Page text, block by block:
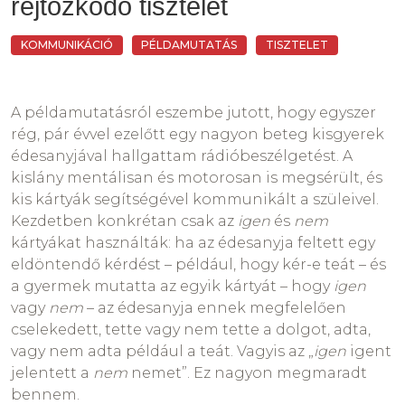
jelekre, a tekintetre, a hangsúlyra, a mozdulatokra,
metakommunikatív tartalomhoz. A nem-verbális
jelekre való figyelem, azok (meg)értési szándéka
már önmagában egy empátiás igény. Vagyis a
gyerekek különös figyelemmel követik
környezetüket, egyeztetik a hangulatot a
tartalommal, és a feléjük tanúsított empátiából
építik, tanulják – implicit, tudattalanul – a saját
empátiás képességüket.
Fontos tehát mindkettőnknek, mert a gyermek
együttérzési képessége fejlődik abból, ahogy mi
képesek vagyunk vele együtt-érezni, illetve mert
átadhassa a gyerekének.
A vezérelv az az, hogykimondani lehet,
Ezen felül a családokban igen eltérő lehet, hogy
mi tartozik a kemény korlátok alá és melyek a
lágyabb tiltások. Mindenesetre jó, ha a vörös
zónában relatíve kevés szabály van és azok mindig
és mindenkor tilosak.
Azonban egy átlagos napon, ha a gyerek éppen
semmi ön- vagy közveszélyeset nem csinál, akkor
is repkednek a nem ek; ne mászkáljon papucs
nélkül, ne kekszet reggelizzen, ne pacsálja ki a kakaót,
ne kiskabátot vegyen télen, ne mondogassa, hogy a
többiek dolgozata milyen lett, ne tapicskoljon bele az
rejtőzködő tisztelet
KOMMUNIKÁCIÓ PÉLDAMUTATÁS TISZTELET
A példamutatásról eszembe jutott, hogy egyszer
rég, pár évvel ezelőtt egy nagyon beteg kisgyerek
édesanyjával hallgattam rádióbeszélgetést. A
kislány mentálisan és motorosan is megsérült, és
kis kártyák segítségével kommunikált a szüleivel.
Kezdetben konkrétan csak az igen és nem
kártyákat használták: ha az édesanyja feltett egy
eldöntendő kérdést – például, hogy kér-e teát – és
a gyermek mutatta az egyik kártyát – hogy igen
vagy nem – az édesanyja ennek megfelelően
cselekedett, tette vagy nem tette a dolgot, adta,
vagy nem adta például a teát. Vagyis az „
igen igent
jelentett a nem nemet”. Ez nagyon megmaradt
bennem.